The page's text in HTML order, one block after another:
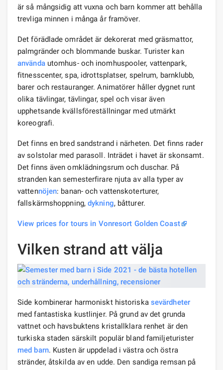
är så mångsidig att vuxna och barn kommer att behålla
trevliga minnen i många år framöver.
Det förädlade området är dekorerat med gräsmattor,
palmgränder och blommande buskar. Turister kan
användautomhus- och inomhuspooler, vattenpark,
fitnesscenter, spa, idrottsplatser, spelrum, barnklubb,
barer och restauranger. Animatörer håller dygnet runt
olika tävlingar, tävlingar, spel och visar även
upphetsande kvällsföreställningar med utmärkt
koreografi.
Det finns en bred sandstrand i närheten. Det finns rader
av solstolar med parasoll. Inträdet i havet är skonsamt.
Det finns även omklädningsrum och duschar. På
stranden kan semesterfirare njuta av alla typer av
vattennöjen: banan- och vattenskoterturer,
fallskärmshoppning, dykning, båtturer.
View prices for tours in Vonresort Golden Coast
Vilken strand att välja
Side kombinerar harmoniskt historiska sevärdheter
med fantastiska kustlinjer. På grund av det grunda
vattnet och havsbuktens kristallklara renhet är den
turkiska staden särskilt populär bland familjeturister
med barn. Kusten är uppdelad i västra och östra
stränder, åtskilda av en udde. Den sandiga remsan på